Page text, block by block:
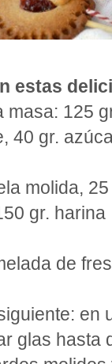
estas
masa: 125
40 gr.
molida,
gr. harina
de
en
glas hasta